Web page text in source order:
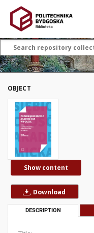
OBJECT
Show content
Download
DESCRIPTION